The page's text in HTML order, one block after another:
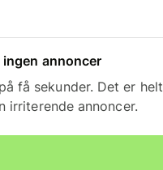
annoncer
få sekunder. Det er
irriterende annoncer.